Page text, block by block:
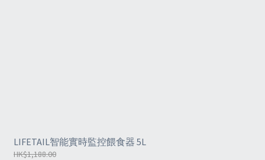
LIFETAIL智能實時監控餵食器 5L
HK$1,188.00